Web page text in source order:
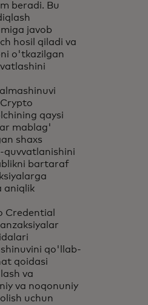
beradi. Bu
javob
hosil qiladi va
o'tkazilgan
qaysi
mablag'
shaxs
bartaraf
aniqlik
Credential
qo'llab-
qoidasi
va
va noqonuniy
uchun